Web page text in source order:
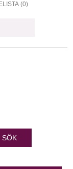
(0)
SÖK